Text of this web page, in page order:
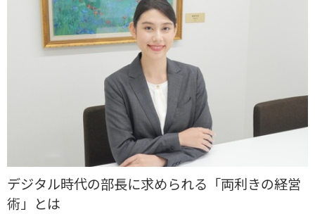
デジタル時代の部長に求められる「両利きの経営
術」とは